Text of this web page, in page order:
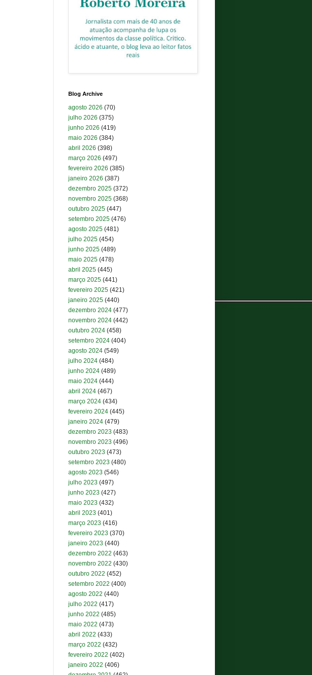
Blog Archive
agosto 2026 (70)
julho 2026 (375)
junho 2026 (419)
maio 2026 (384)
abril 2026 (398)
março 2026 (497)
fevereiro 2026 (385)
janeiro 2026 (387)
dezembro 2025 (372)
novembro 2025 (368)
outubro 2025 (447)
setembro 2025 (476)
agosto 2025 (481)
julho 2025 (454)
junho 2025 (489)
maio 2025 (478)
abril 2025 (445)
março 2025 (441)
fevereiro 2025 (421)
janeiro 2025 (440)
dezembro 2024 (477)
novembro 2024 (442)
outubro 2024 (458)
setembro 2024 (404)
agosto 2024 (549)
julho 2024 (484)
junho 2024 (489)
maio 2024 (444)
abril 2024 (467)
março 2024 (434)
fevereiro 2024 (445)
janeiro 2024 (479)
dezembro 2023 (483)
novembro 2023 (496)
outubro 2023 (473)
setembro 2023 (480)
agosto 2023 (546)
julho 2023 (497)
junho 2023 (427)
maio 2023 (432)
abril 2023 (401)
março 2023 (416)
fevereiro 2023 (370)
janeiro 2023 (440)
dezembro 2022 (463)
novembro 2022 (430)
outubro 2022 (452)
setembro 2022 (400)
agosto 2022 (440)
julho 2022 (417)
junho 2022 (485)
maio 2022 (473)
abril 2022 (433)
março 2022 (432)
fevereiro 2022 (402)
janeiro 2022 (406)